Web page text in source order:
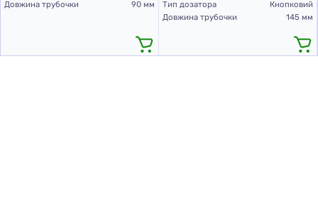
Довжина трубочки
90 мм
Тип дозатора
Кнопковий
Довжина трубочки
145 мм